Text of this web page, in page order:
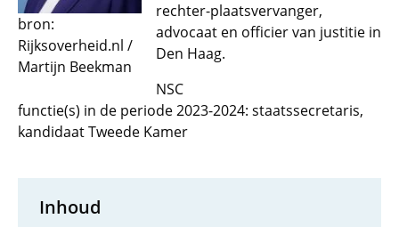
bron:
Rijksoverheid.nl /
Martijn Beekman
rechter-plaatsvervanger,
advocaat en officier van justitie in
Den Haag.
NSC
functie(s) in de periode 2023-2024: staatssecretaris,
kandidaat Tweede Kamer
Inhoud